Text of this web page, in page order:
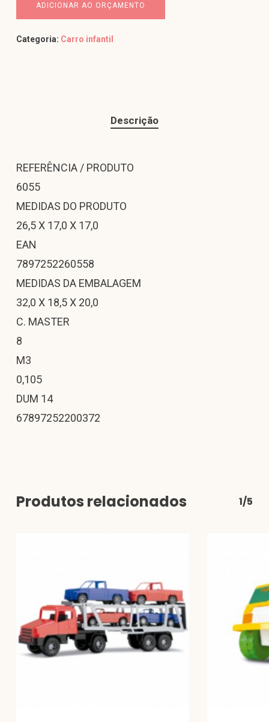
ADICIONAR AO ORÇAMENTO
Categoria: Carro infantil
Descrição
REFERÊNCIA / PRODUTO
6055
MEDIDAS DO PRODUTO
26,5 X 17,0 X 17,0
EAN
7897252260558
MEDIDAS DA EMBALAGEM
32,0 X 18,5 X 20,0
C. MASTER
8
M3
0,105
DUM 14
67897252200372
Produtos relacionados 1/5